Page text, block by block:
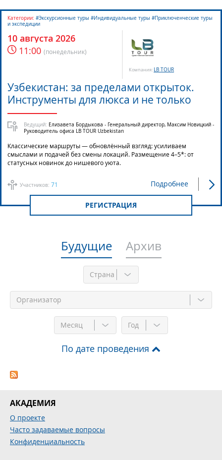
10 августа 2026
11:00 (понедельник)
Компания: LB TOUR
Участников: 71
Категории: #Экскурсионные туры #Индивидуальные туры #Приключенческие туры
и экспедиции
Узбекистан: за пределами открыток.
Инструменты для люкса и не только
Ведущий: Елизавета Бордыкова - Генеральный директор, Максим Новицкий -
Руководитель офиса LB TOUR Uzbekistan
Классические маршруты — обновлённый взгляд: усиливаем
смыслами и подачей без смены локаций. Размещение 4–5*: от
статусных новинок до нишевого уюта.
Подробнее
РЕГИСТРАЦИЯ
Будущие Архив
Месяц Год
По дате проведения
АКАДЕМИЯ
О проекте
Часто задаваемые вопросы
Конфиденциальность